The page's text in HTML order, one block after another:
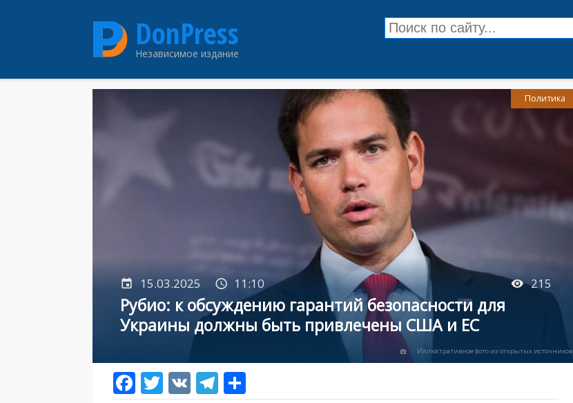
DonPress
Независимое издание
15.03.2025 11:10 215
Рубио: к обсуждению гарантий безопасности для
Украины должны быть привлечены США и ЕС
Иллюстративное фото из открытых источников
Политика